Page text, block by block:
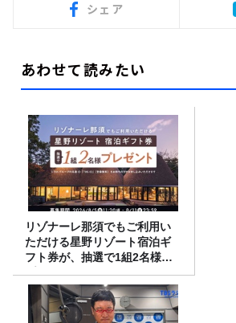
シェア
あわせて読みたい
リゾナーレ那須でもご利用い
ただける星野リゾート宿泊ギ
フト券が、抽選で1組2名様に
プレゼント！